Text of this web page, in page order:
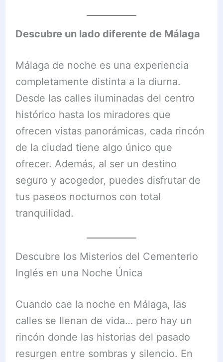
Descubre un lado diferente de Málaga
Málaga de noche es una experiencia
completamente distinta a la diurna.
Desde las calles iluminadas del centro
histórico hasta los miradores que
ofrecen vistas panorámicas, cada rincón
de la ciudad tiene algo único que
ofrecer. Además, al ser un destino
seguro y acogedor, puedes disfrutar de
tus paseos nocturnos con total
tranquilidad.
Descubre los Misterios del Cementerio
Inglés en una Noche Única
Cuando cae la noche en Málaga, las
calles se llenan de vida… pero hay un
rincón donde las historias del pasado
resurgen entre sombras y silencio. En